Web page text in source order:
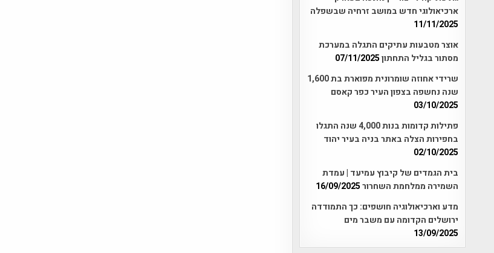
ארכיאולוגי חדש במושב זרחיה שבשפלה
11/11/2025
אוצר מטבעות עתיקים התגלה במערכת
מסתור בגליל התחתון07/11/2025
שרידי אחוזה שומרונית מפוארת בת 1,600
שנה נחשפה בצפון העיר כפר קאסם
03/10/2025
פתילות קדומות בנות 4,000 שנה התגלו
בחפירות הצלה באתר בניה בעיר יהוד
02/10/2025
בית הגמדים של קיבוץ עמיעד | עמדת
השמירה ממלחמת השחרור16/09/2025
מדע וארכיאולוגיה חושפים: כך התמודדה
ירושלים הקדומה עם משבר מים
13/09/2025